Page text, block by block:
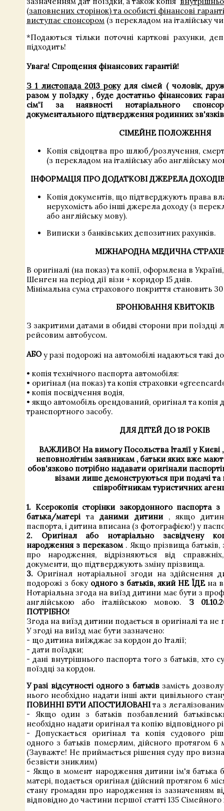
(заповнених сторінок) та особисті фінансові
виступає спонсором (з перекладом на італійську
*Подаються тільки поточні карткові рахунки,
підходить!
Увага! Спрощення фінансових гарантій!
З 1 листопада 2013 року для сімей (чоловік,
разому поїздку,будедостатньо фінансових
сім'ї за наявності нотаріального
документального підтвердження родинних
СІМЕЙНЕ ПОЛОЖЕННЯ
Копія свідоцтва про шлюб/розлучення,
(з перекладом на італійську або англійську
ІНФОРМАЦІЯ ПРО ДОДАТКОВІ ДЖЕРЕЛА ДОХОДІВ
Копія документів, що підтверджують права
нерухомість або інші джерела доходу (з
або англійську мову).
Виписки з банківських депозитних рахунків.
МІЖНАРОДНА МЕДИЧНА
В оригіналі (на показ) та копії, оформлена в
Шенген на період дії візи + коридор 15 днів.
Мінімальна сума страхового покриття становить
БРОНЮВАННЯ КВИТОКІВ
З закритими датами в обидві сторони при поїздці
рейсовим автобусом.
АБОу разі подорожі на автомобілі надаються такі
• копія технічного паспорта автомобіля:
• оригінал (на показ) та копія страховки
• копія посвідчення водія,
• якщо автомобіль орендований, оригінал та копія
транспортного засобу.
ДЛЯ ДІТЕЙ ДО 18 РОКІВ
ВАЖЛИВО! На вимогу Посольства Італії у Києві
неповнолітнім заявникам, батьки яких вже
обов'язково потрібно надавати оригінали
візами лише демонструються при подачі та
співробітникамтуристичних
1. Ксерокопія сторінки закордонного паспорта
батька/матері таданими дитини, якщо
паспорта, і дитина вписана (з фотографією!) у
2. Оригінал або нотаріально засвідчену
народження з переказом. Якщо прізвища батьків,
про народження, відрізняються від
документи, що підтверджують зміну прізвища.
3. Оригінал нотаріальної згоди на здійснення
подорожі з боку одного з батьків, який НЕ ЇДЕна
Нотаріальна згода на виїзд дитини має бути з
англійською або італійською мовою. З
ПОТРІБНО!
Згода на виїзд дитини подається в оригіналі та не
У згоді на виїзд має бути зазначено:
- що дитина виїжджає за кордон до Італії;
- дати поїздки;
- дані внутрішнього паспорта того з батьків, хто
поїздці за кордон.
У разі відсутності одного з батьківзамість
нього необхідно надати інші акти цивільного
ПОВИННІ БУТИ АПОСТИЛОВАНІта з
- Якщо один з батьків позбавлений
необхідно надати оригінал та копію відповідного
- Допускається оригінал та копія судового
одного з батьків померлим, дійсного протягом 6
(Зауважте! Не приймається рішення суду про
безвісти зниклим)
- Якщо в момент народження дитини ім'я батька
матері, подається оригінал (дійсний протягом 6
стану громадян про народження із зазначенням
відповідно до частини першої статті 135